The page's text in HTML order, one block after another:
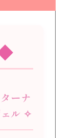
ーナ
ル ✧